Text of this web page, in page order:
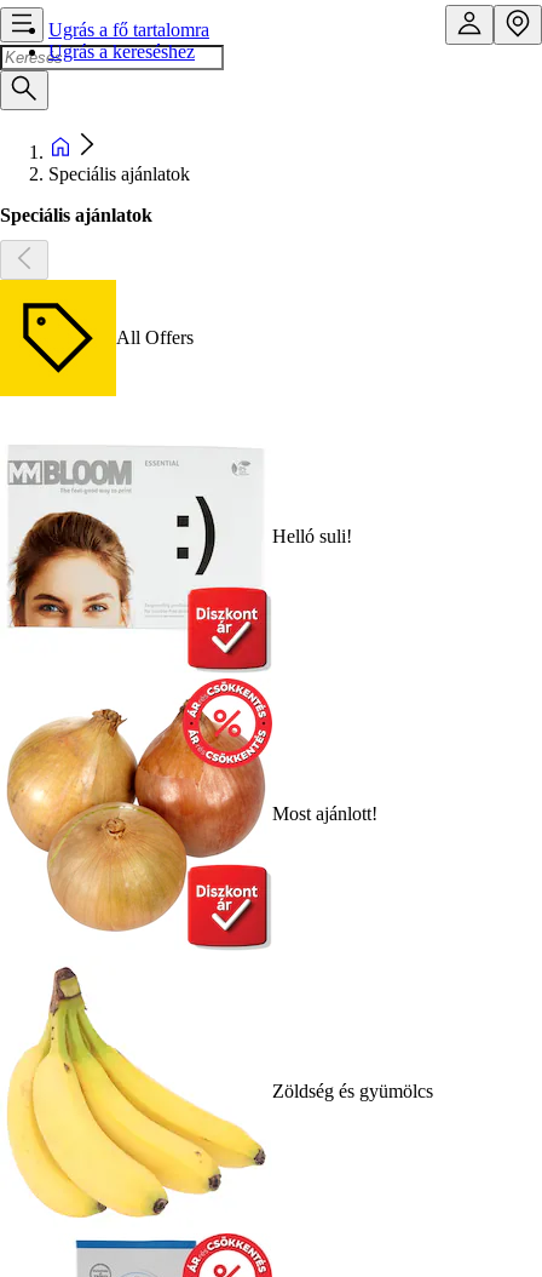
Ugrás a fő tartalomra
Ugrás a kereséshez
Speciális ajánlatok
Speciális ajánlatok
All Offers
Helló suli!
Most ajánlott!
Zöldség és gyümölcs